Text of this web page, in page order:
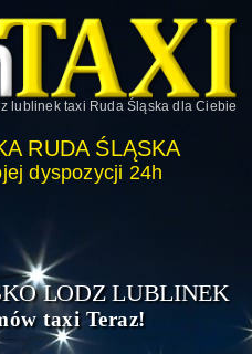
lublinek taxi Ruda Śląska dla Ciebie
RUDA ŚLĄSKA
dyspozycji 24h
LODZ LUBLINEK
taxi Teraz!